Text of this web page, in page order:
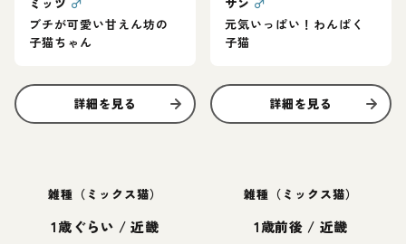
ブチが可愛い甘えん坊の
子猫ちゃん
詳細を見る
元気いっぱい！わんぱく
子猫
詳細を見る
雑種（ミックス猫）
1歳ぐらい /近畿
雑種（ミックス猫）
1歳前後 / 近畿